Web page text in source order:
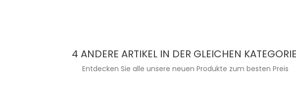
4 ANDERE ARTIKEL IN DER GLEICHEN
Entdecken Sie alle unsere neuen Produkte zum besten Preis